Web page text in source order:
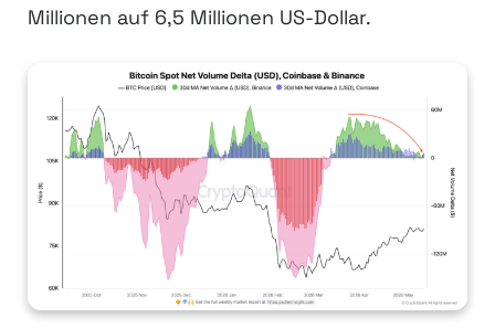
Millionen auf 6,5 Millionen US-Dollar.